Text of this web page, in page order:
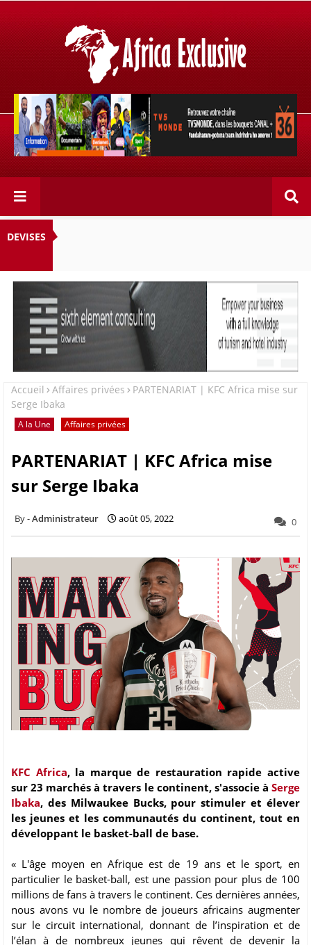
Retrouvez votre chaîne @TV5MONDE, dans les bouquets
CANAL+ 36 . Fandaharam-potoana tsara indrindra ho
anareo!
DEVISES
Accueil Affaires privées
PARTENARIAT | KFC Africa mise sur
Serge Ibaka
A la Une Affaires privées
PARTENARIAT | KFC Africa mise
sur Serge Ibaka
Administrateur août 05, 2022 0
KFC Africa, la marque de restauration rapide active
sur 23 marchés à travers le continent, s'associe à Serge
Ibaka, des Milwaukee Bucks, pour stimuler et élever
les jeunes et les communautés du continent, tout en
développant le basket-ball de base.
« L'âge moyen en Afrique est de 19 ans et le sport, en
particulier le basket-ball, est une passion pour plus de 100
millions de fans à travers le continent. Ces dernières années,
nous avons vu le nombre de joueurs africains augmenter
sur le circuit international, donnant de l’inspiration et de
l’élan à de nombreux jeunes qui rêvent de devenir la